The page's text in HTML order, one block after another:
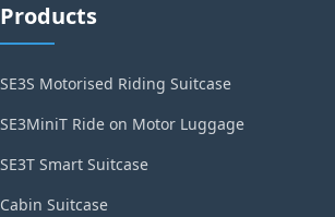
Products
SE3S Motorised Riding Suitcase
SE3MiniT Ride on Motor Luggage
SE3T Smart Suitcase
Cabin Suitcase